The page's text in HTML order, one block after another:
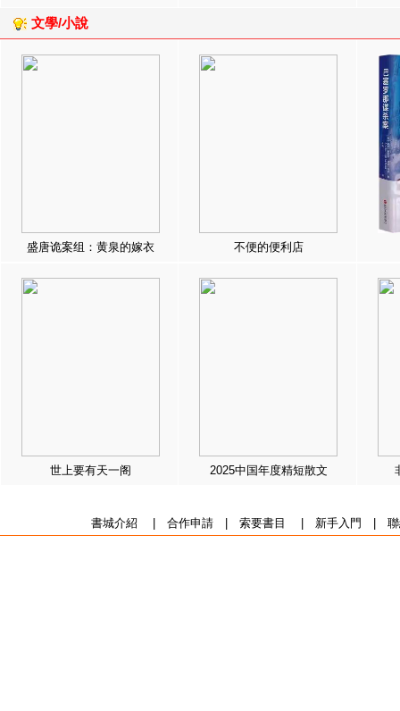
文學/小說
盛唐诡案组：黄泉的嫁衣 不便的便利店
世上要有天一阁 2025中国年度精短散文
書城介紹 合作申請| 索要書目 新手入門